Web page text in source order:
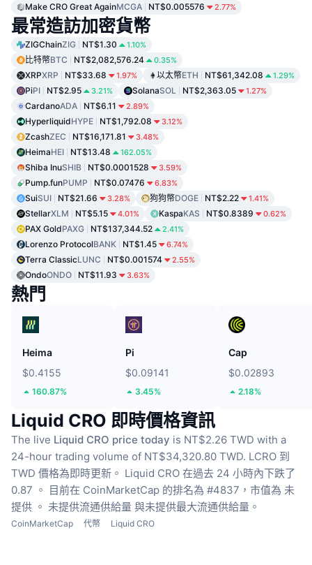
Make CRO Great AgainMCGA NT$0.005576 2.77%
最常造訪加密貨幣
ZIGChainZIG NT$1.30 1.10%
比特幣BTC NT$2,082,576.24 0.35%
XRPXRP NT$33.68 1.97% 以太幣ETH NT$61,342.08 1.29%
PiPI NT$2.95 3.21% SolanaSOL NT$2,363.05 1.27%
CardanoADA NT$6.11 2.89%
HyperliquidHYPE NT$1,792.08 3.12%
ZcashZEC NT$16,171.81 3.48%
HeimaHEI NT$13.48 162.05%
Shiba InuSHIB NT$0.0001528 3.59%
Pump.funPUMP NT$0.07476 6.83%
SuiSUI NT$21.66 3.28% 狗狗幣DOGE NT$2.22 1.41%
StellarXLM NT$5.15 4.01% KaspaKAS NT$0.8389 0.62%
PAX GoldPAXG NT$137,344.52 2.41%
Lorenzo ProtocolBANK NT$1.45 6.74%
Terra ClassicLUNC NT$0.001574 2.55%
OndoONDO NT$11.93 3.63%
熱門
Heima
$0.4155
160.87%
Pi
$0.09141
3.45%
Cap
$0.02893
2.18%
Liquid CRO 即時價格資訊
The live Liquid CRO price today is NT$2.26 TWD with a
24-hour trading volume of NT$34,320.80 TWD. LCRO 到
TWD 價格為即時更新。 Liquid CRO 在過去 24 小時內下跌了
0.87 。 目前在 CoinMarketCap 的排名為 #4837，市值為 未
提供 。 未提供流通供給量 與未提供最大流通供給量。
CoinMarketCap 代幣 Liquid CRO